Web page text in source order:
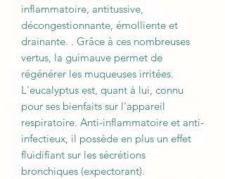
inflammatoire, antitussive,
décongestionnante, émolliente et
drainante. . Grâce à ces nombreuses
vertus, la guimauve permet de
régénérer les muqueuses irritées.
L'eucalyptus est, quant à lui, connu
pour ses bienfaits sur l'appareil
respiratoire. Anti-inflammatoire et anti-
infectieux, il possède en plus un effet
fluidifiant sur les sécrétions
bronchiques (expectorant).